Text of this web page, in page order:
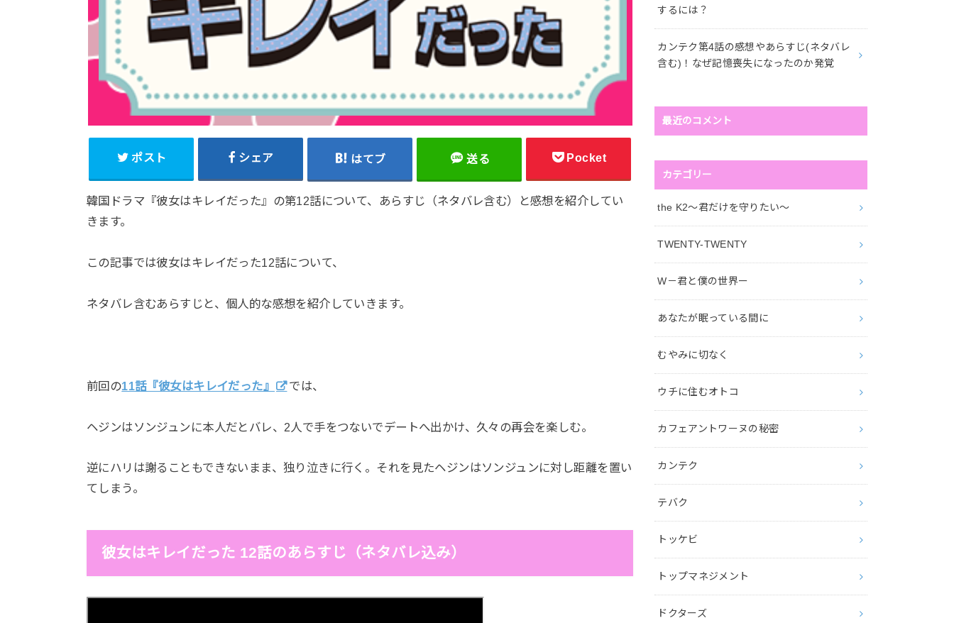
ポスト シェア はてブ 送る Pocket
韓国ドラマ『彼女はキレイだった』の第12話について、あらすじ（ネタバレ含む）と感想を紹介してい
きます。
この記事では彼女はキレイだった12話について、
ネタバレ含むあらすじと、個人的な感想を紹介していきます。
前回の11話『彼女はキレイだった』 では、
ヘジンはソンジュンに本人だとバレ、2人で手をつないでデートへ出かけ、久々の再会を楽しむ。
逆にハリは謝ることもできないまま、独り泣きに行く。それを見たヘジンはソンジュンに対し距離を置い
てしまう。
彼女はキレイだった 12話のあらすじ（ネタバレ込み）
するには？
カンテク第4話の感想やあらすじ(ネタバレ
含む)！なぜ記憶喪失になったのか発覚
最近のコメント
カテゴリー
the K2～君だけを守りたい～
TWENTY-TWENTY
W－君と僕の世界ー
あなたが眠っている間に
むやみに切なく
ウチに住むオトコ
カフェアントワーヌの秘密
カンテク
テバク
トッケビ
トップマネジメント
ドクターズ